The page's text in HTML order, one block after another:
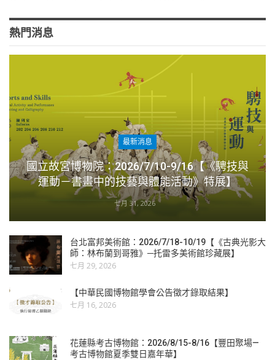
熱門消息
最新消息
國立故宮博物院：2026/7/10-9/16【《騁技與
運動－書畫中的技藝與體能活動》特展】
七月 31, 2026
台北富邦美術館：2026/7/18-10/19【《古典光影大
師：林布蘭到哥雅》─托雷多美術館珍藏展】
七月 29, 2026
【中華民國博物館學會公告徵才錄取結果】
七月 16, 2026
花蓮縣考古博物館：2026/8/15-8/16【豐田聚場—
考古博物館夏季雙日嘉年華】